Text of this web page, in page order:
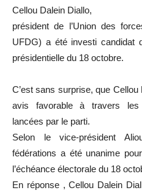
Cellou Dalein Diallo,
président de l’Union des
UFDG) a été investi candidat
présidentielle du 18 octobre.
C’est sans surprise, que
avis favorable à travers les
lancées par le parti.
Selon le vice-président
fédérations a été unanime
l’échéance électorale du 18
En réponse , Cellou Dalein